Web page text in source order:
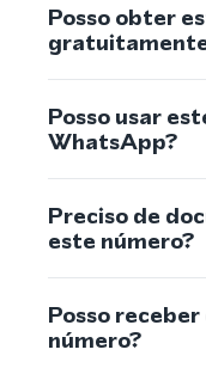
Posso obter
Posso usar
WhatsApp?
Preciso de
este número?
Posso
número?